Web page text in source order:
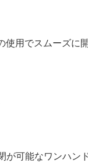
用でスムーズに開
可能なワンハン